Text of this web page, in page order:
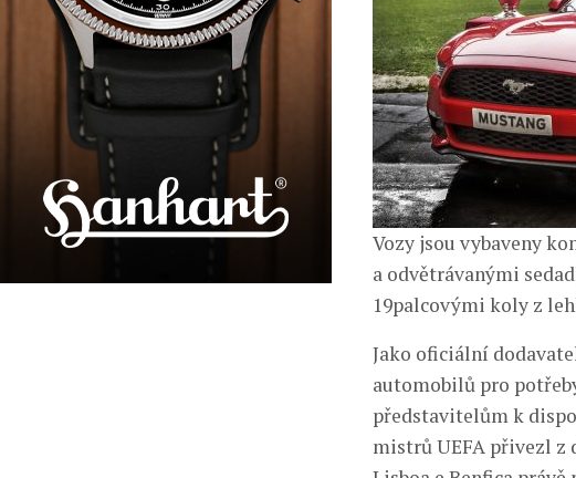
Vozy jsou vybaveny
a odvětrávanými
19palcovými koly z
Jako oficiální
automobilů pro
představitelům k
mistrů UEFA přivezl z